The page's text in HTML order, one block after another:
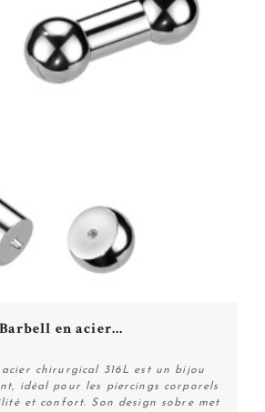
Barbell en acier...
chirurgical 316L est un bijou
idéal pour les piercings corporels
et confort. Son design sobre met